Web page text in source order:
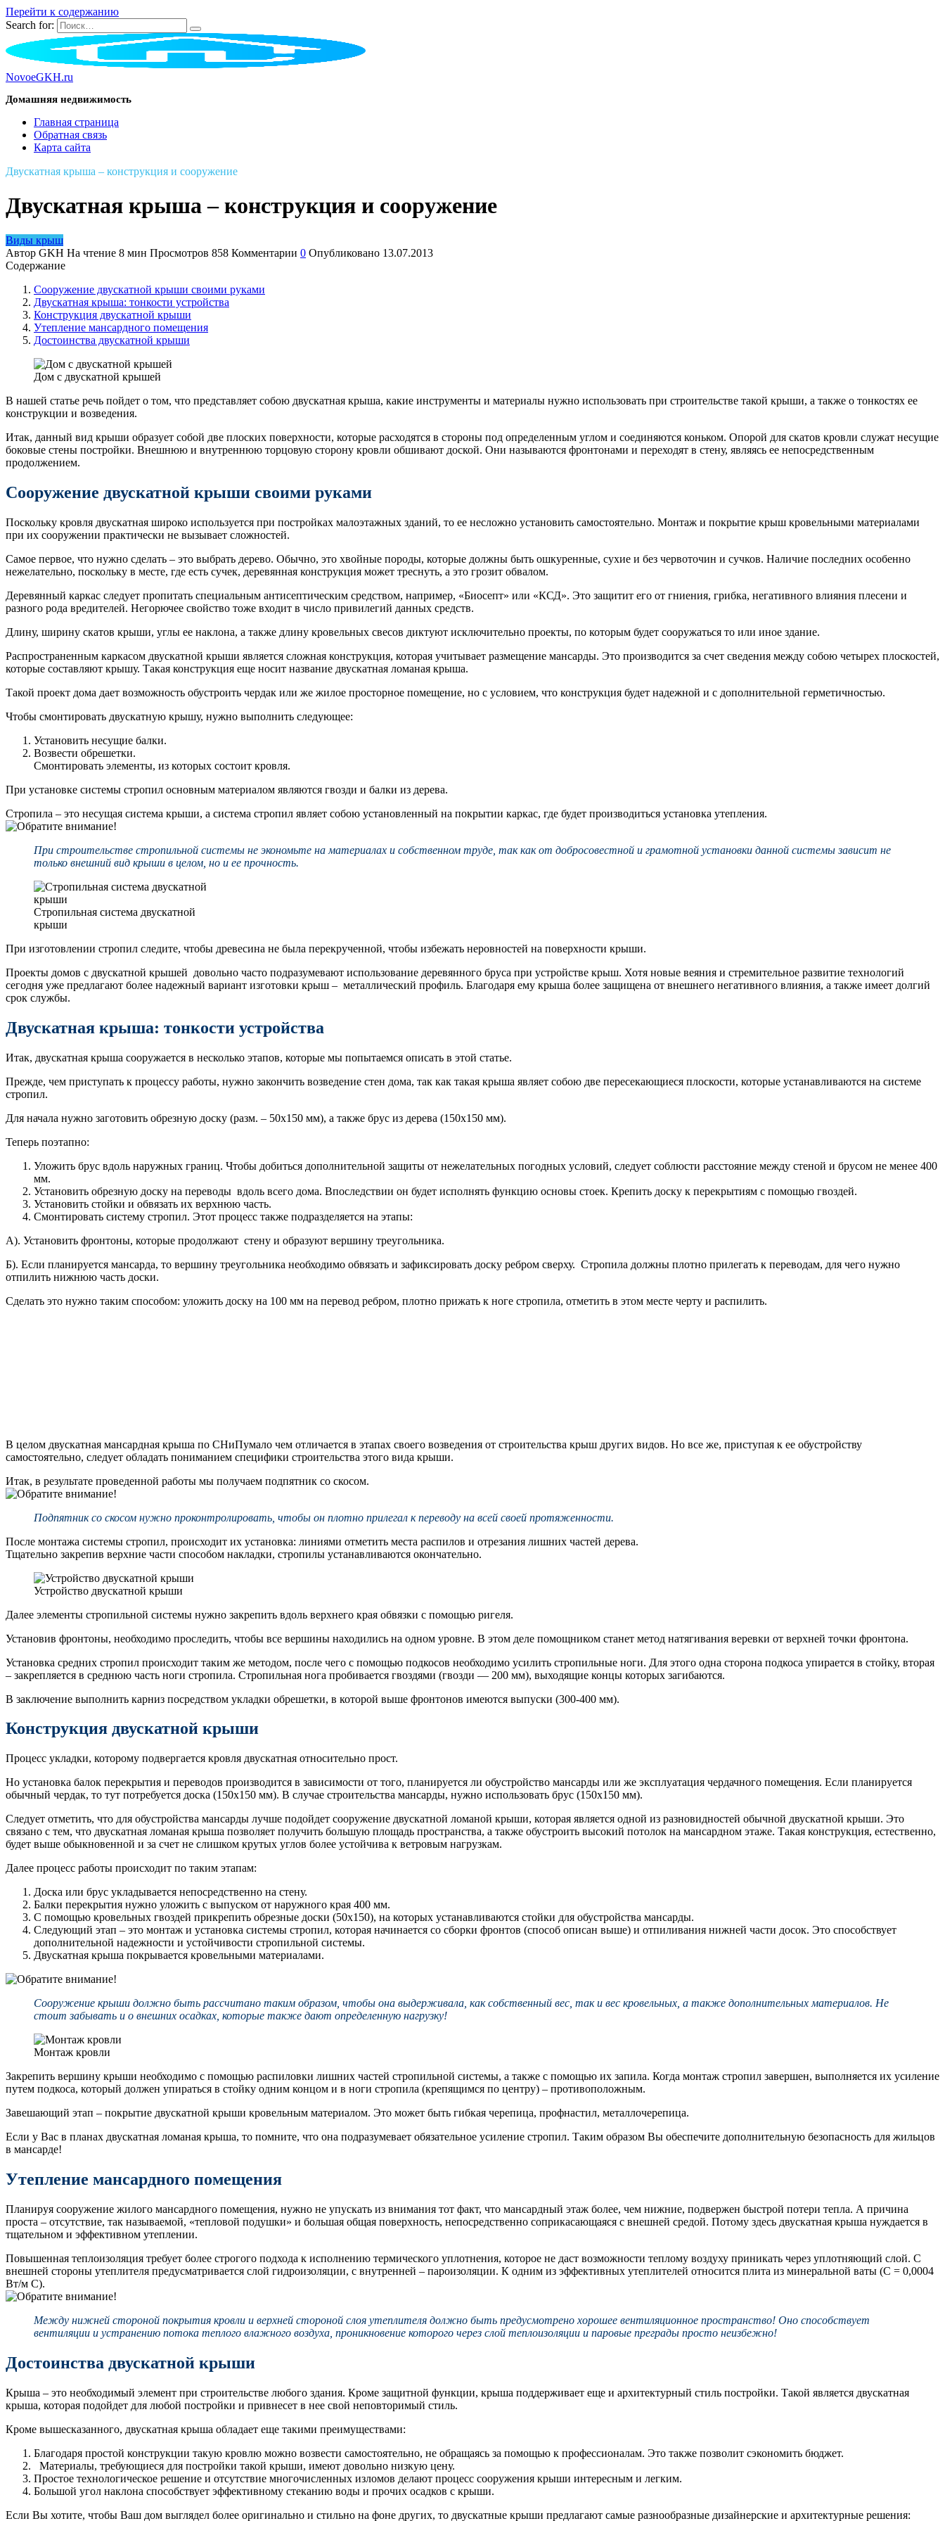
Перейти к содержанию
Search for:
NovoeGKH.ru
Домашняя недвижимость
Главная страница
Обратная связь
Карта сайта
Двускатная крыша – конструкция и сооружение
Двускатная крыша – конструкция и сооружение
Виды крыш
Автор GKH На чтение 8 мин Просмотров 858 Комментарии 0 Опубликовано 13.07.2013
Содержание
Сооружение двускатной крыши своими руками
Двускатная крыша: тонкости устройства
Конструкция двускатной крыши
Утепление мансардного помещения
Достоинства двускатной крыши
Дом с двускатной крышей
В нашей статье речь пойдет о том, что представляет собою двускатная крыша, какие инструменты и материалы нужно использовать при строительстве такой крыши, а также о тонкостях ее
конструкции и возведения.
Итак, данный вид крыши образует собой две плоских поверхности, которые расходятся в стороны под определенным углом и соединяются коньком. Опорой для скатов кровли служат несущие
боковые стены постройки. Внешнюю и внутреннюю торцовую сторону кровли обшивают доской. Они называются фронтонами и переходят в стену, являясь ее непосредственным
продолжением.
Сооружение двускатной крыши своими руками
Поскольку кровля двускатная широко используется при постройках малоэтажных зданий, то ее несложно установить самостоятельно. Монтаж и покрытие крыш кровельными материалами
при их сооружении практически не вызывает сложностей.
Самое первое, что нужно сделать – это выбрать дерево. Обычно, это хвойные породы, которые должны быть ошкуренные, сухие и без червоточин и сучков. Наличие последних особенно
нежелательно, поскольку в месте, где есть сучек, деревянная конструкция может треснуть, а это грозит обвалом.
Деревянный каркас следует пропитать специальным антисептическим средством, например, «Биосепт» или «КСД». Это защитит его от гниения, грибка, негативного влияния плесени и
разного рода вредителей. Негорючее свойство тоже входит в число привилегий данных средств.
Длину, ширину скатов крыши, углы ее наклона, а также длину кровельных свесов диктуют исключительно проекты, по которым будет сооружаться то или иное здание.
Распространенным каркасом двускатной крыши является сложная конструкция, которая учитывает размещение мансарды. Это производится за счет сведения между собою четырех плоскостей,
которые составляют крышу. Такая конструкция еще носит название двускатная ломаная крыша.
Такой проект дома дает возможность обустроить чердак или же жилое просторное помещение, но с условием, что конструкция будет надежной и с дополнительной герметичностью.
Чтобы смонтировать двускатную крышу, нужно выполнить следующее:
Установить несущие балки.
Возвести обрешетки.
Смонтировать элементы, из которых состоит кровля.
При установке системы стропил основным материалом являются гвозди и балки из дерева.
Стропила – это несущая система крыши, а система стропил являет собою установленный на покрытии каркас, где будет производиться установка утепления.
При строительстве стропильной системы не экономьте на материалах и собственном труде, так как от добросовестной и грамотной установки данной системы зависит не
только внешний вид крыши в целом, но и ее прочность.
Стропильная система двускатной
крыши
При изготовлении стропил следите, чтобы древесина не была перекрученной, чтобы избежать неровностей на поверхности крыши.
Проекты домов с двускатной крышей довольно часто подразумевают использование деревянного бруса при устройстве крыш. Хотя новые веяния и стремительное развитие технологий
сегодня уже предлагают более надежный вариант изготовки крыш – металлический профиль. Благодаря ему крыша более защищена от внешнего негативного влияния, а также имеет долгий
срок службы.
Двускатная крыша: тонкости устройства
Итак, двускатная крыша сооружается в несколько этапов, которые мы попытаемся описать в этой статье.
Прежде, чем приступать к процессу работы, нужно закончить возведение стен дома, так как такая крыша являет собою две пересекающиеся плоскости, которые устанавливаются на системе
стропил.
Для начала нужно заготовить обрезную доску (разм. – 50х150 мм), а также брус из дерева (150х150 мм).
Теперь поэтапно:
Уложить брус вдоль наружных границ. Чтобы добиться дополнительной защиты от нежелательных погодных условий, следует соблюсти расстояние между стеной и брусом не менее 400
мм.
Установить обрезную доску на переводы вдоль всего дома. Впоследствии он будет исполнять функцию основы стоек. Крепить доску к перекрытиям с помощью гвоздей.
Установить стойки и обвязать их верхнюю часть.
Смонтировать систему стропил. Этот процесс также подразделяется на этапы:
А). Установить фронтоны, которые продолжают стену и образуют вершину треугольника.
Б). Если планируется мансарда, то вершину треугольника необходимо обвязать и зафиксировать доску ребром сверху. Стропила должны плотно прилегать к переводам, для чего нужно
отпилить нижнюю часть доски.
Сделать это нужно таким способом: уложить доску на 100 мм на перевод ребром, плотно прижать к ноге стропила, отметить в этом месте черту и распилить.
В целом двускатная мансардная крыша по CНиПумало чем отличается в этапах своего возведения от строительства крыш других видов. Но все же, приступая к ее обустройству
самостоятельно, следует обладать пониманием специфики строительства этого вида крыши.
Итак, в результате проведенной работы мы получаем подпятник со скосом.
Подпятник со скосом нужно проконтролировать, чтобы он плотно прилегал к переводу на всей своей протяженности.
После монтажа системы стропил, происходит их установка: линиями отметить места распилов и отрезания лишних частей дерева.
Тщательно закрепив верхние части способом накладки, стропилы устанавливаются окончательно.
Устройство двускатной крыши
Далее элементы стропильной системы нужно закрепить вдоль верхнего края обвязки с помощью ригеля.
Установив фронтоны, необходимо проследить, чтобы все вершины находились на одном уровне. В этом деле помощником станет метод натягивания веревки от верхней точки фронтона.
Установка средних стропил происходит таким же методом, после чего с помощью подкосов необходимо усилить стропильные ноги. Для этого одна сторона подкоса упирается в стойку, вторая
– закрепляется в среднюю часть ноги стропила. Стропильная нога пробивается гвоздями (гвозди — 200 мм), выходящие концы которых загибаются.
В заключение выполнить карниз посредством укладки обрешетки, в которой выше фронтонов имеются выпуски (300-400 мм).
Конструкция двускатной крыши
Процесс укладки, которому подвергается кровля двускатная относительно прост.
Но установка балок перекрытия и переводов производится в зависимости от того, планируется ли обустройство мансарды или же эксплуатация чердачного помещения. Если планируется
обычный чердак, то тут потребуется доска (150х150 мм). В случае строительства мансарды, нужно использовать брус (150х150 мм).
Следует отметить, что для обустройства мансарды лучше подойдет сооружение двускатной ломаной крыши, которая является одной из разновидностей обычной двускатной крыши. Это
связано с тем, что двускатная ломаная крыша позволяет получить большую площадь пространства, а также обустроить высокий потолок на мансардном этаже. Такая конструкция, естественно,
будет выше обыкновенной и за счет не слишком крутых углов более устойчива к ветровым нагрузкам.
Далее процесс работы происходит по таким этапам:
Доска или брус укладывается непосредственно на стену.
Балки перекрытия нужно уложить с выпуском от наружного края 400 мм.
С помощью кровельных гвоздей прикрепить обрезные доски (50х150), на которых устанавливаются стойки для обустройства мансарды.
Следующий этап – это монтаж и установка системы стропил, которая начинается со сборки фронтов (способ описан выше) и отпиливания нижней части досок. Это способствует
дополнительной надежности и устойчивости стропильной системы.
Двускатная крыша покрывается кровельными материалами.
Сооружение крыши должно быть рассчитано таким образом, чтобы она выдерживала, как собственный вес, так и вес кровельных, а также дополнительных материалов. Не
стоит забывать и о внешних осадках, которые также дают определенную нагрузку!
Монтаж кровли
Закрепить вершину крыши необходимо с помощью распиловки лишних частей стропильной системы, а также с помощью их запила. Когда монтаж стропил завершен, выполняется их усиление
путем подкоса, который должен упираться в стойку одним концом и в ноги стропила (крепящимся по центру) – противоположным.
Завешающий этап – покрытие двускатной крыши кровельным материалом. Это может быть гибкая черепица, профнастил, металлочерепица.
Если у Вас в планах двускатная ломаная крыша, то помните, что она подразумевает обязательное усиление стропил. Таким образом Вы обеспечите дополнительную безопасность для жильцов
в мансарде!
Утепление мансардного помещения
Планируя сооружение жилого мансардного помещения, нужно не упускать из внимания тот факт, что мансардный этаж более, чем нижние, подвержен быстрой потери тепла. А причина
проста – отсутствие, так называемой, «тепловой подушки» и большая общая поверхность, непосредственно соприкасающаяся с внешней средой. Потому здесь двускатная крыша нуждается в
тщательном и эффективном утеплении.
Повышенная теплоизоляция требует более строгого подхода к исполнению термического уплотнения, которое не даст возможности теплому воздуху приникать через уплотняющий слой. С
внешней стороны утеплителя предусматривается слой гидроизоляции, с внутренней – пароизоляции. К одним из эффективных утеплителей относится плита из минеральной ваты (С = 0,0004
Вт/м С).
Между нижней стороной покрытия кровли и верхней стороной слоя утеплителя должно быть предусмотрено хорошее вентиляционное пространство! Оно способствует
вентиляции и устранению потока теплого влажного воздуха, проникновение которого через слой теплоизоляции и паровые преграды просто неизбежно!
Достоинства двускатной крыши
Крыша – это необходимый элемент при строительстве любого здания. Кроме защитной функции, крыша поддерживает еще и архитектурный стиль постройки. Такой является двускатная
крыша, которая подойдет для любой постройки и привнесет в нее свой неповторимый стиль.
Кроме вышесказанного, двускатная крыша обладает еще такими преимуществами:
Благодаря простой конструкции такую кровлю можно возвести самостоятельно, не обращаясь за помощью к профессионалам. Это также позволит сэкономить бюджет.
Материалы, требующиеся для постройки такой крыши, имеют довольно низкую цену.
Простое технологическое решение и отсутствие многочисленных изломов делают процесс сооружения крыши интересным и легким.
Большой угол наклона способствует эффективному стеканию воды и прочих осадков с крыши.
Если Вы хотите, чтобы Ваш дом выглядел более оригинально и стильно на фоне других, то двускатные крыши предлагают самые разнообразные дизайнерские и архитектурные решения: